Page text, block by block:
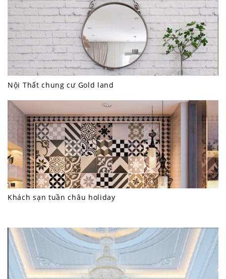
Nội Thất chung cư Gold land
Khách sạn tuần châu holiday